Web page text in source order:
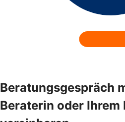
Beratungsgespräch
Beraterin oder Ihrem